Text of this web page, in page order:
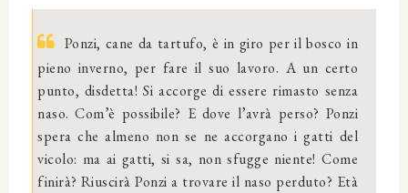
Ponzi, cane da tartufo, è in giro per il bosco in
pieno inverno, per fare il suo lavoro. A un certo
punto, disdetta! Si accorge di essere rimasto senza
naso. Com’è possibile? E dove l’avrà perso? Ponzi
spera che almeno non se ne accorgano i gatti del
vicolo: ma ai gatti, si sa, non sfugge niente! Come
finirà? Riuscirà Ponzi a trovare il naso perduto? Età